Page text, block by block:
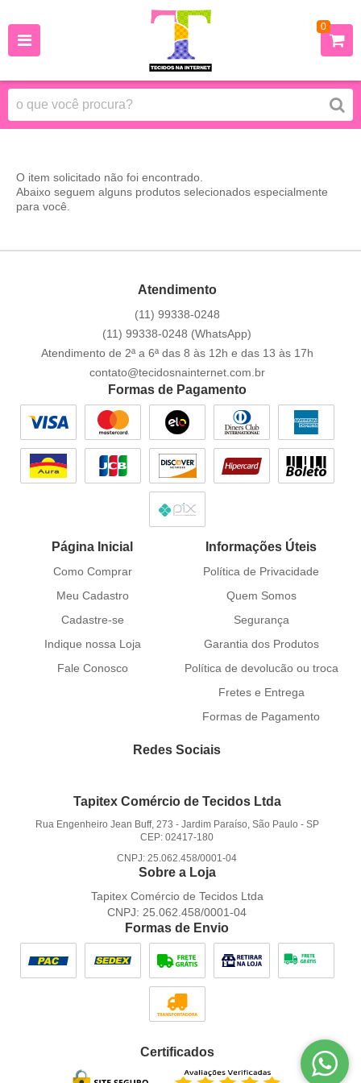
0
O item solicitado não foi encontrado.
Abaixo seguem alguns produtos selecionados especialmente
para você.
Atendimento
(11) 99338-0248
(11) 99338-0248 (WhatsApp)
Atendimento de 2ª a 6ª das 8 às 12h e das 13 às 17h
contato@tecidosnainternet.com.br
Formas de Pagamento
Página Inicial
Como Comprar
Meu Cadastro
Cadastre-se
Indique nossa Loja
Fale Conosco
Informações Úteis
Política de Privacidade
Quem Somos
Segurança
Garantia dos Produtos
Política de devolucão ou troca
Fretes e Entrega
Formas de Pagamento
Redes Sociais
Tapitex Comércio de Tecidos Ltda
Rua Engenheiro Jean Buff, 273 - Jardim Paraíso, São Paulo - SP
CEP: 02417-180
CNPJ: 25.062.458/0001-04
Sobre a Loja
Tapitex Comércio de Tecidos Ltda
CNPJ: 25.062.458/0001-04
Formas de Envio
Certificados